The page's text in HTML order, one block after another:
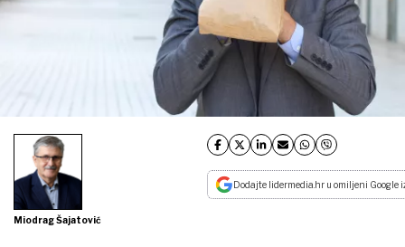
Miodrag Šajatović
Dodajte lidermedia.hr u omiljeni Google